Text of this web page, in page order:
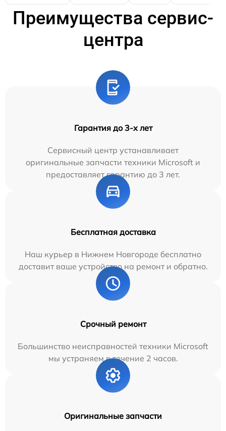
Преимущества сервис-
центра
Гарантия до 3-х лет
Сервисный центр устанавливает
оригинальные запчасти техники Microsoft и
предоставляет гарантию до 3 лет.
Бесплатная доставка
Наш курьер в Нижнем Новгороде бесплатно
доставит ваше устройство на ремонт и обратно.
Срочный ремонт
Большинство неисправностей техники Microsoft
мы устраняем в течение 2 часов.
Оригинальные запчасти